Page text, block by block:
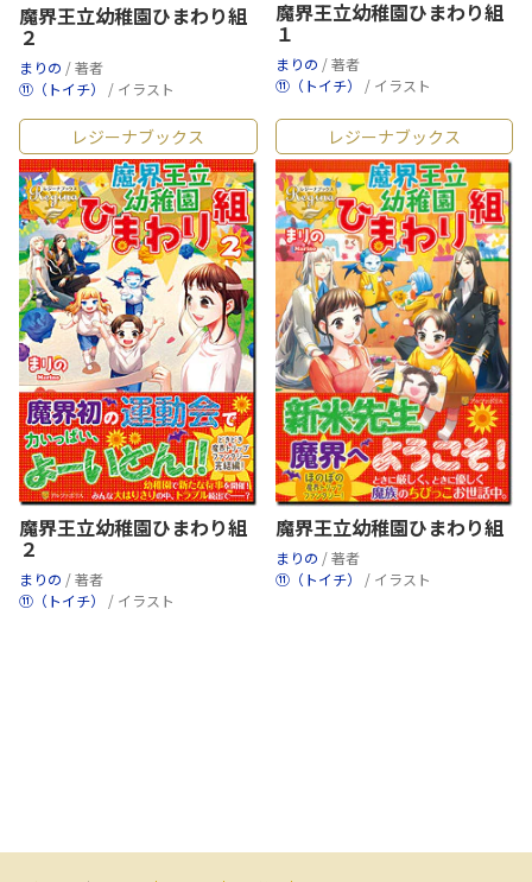
魔界王立幼稚園ひまわり組
２
まりの / 著者
⑪（トイチ） / イラスト
魔界王立幼稚園ひまわり組
１
まりの / 著者
⑪（トイチ） / イラスト
レジーナブックス
魔界王立幼稚園ひまわり組
２
まりの / 著者
⑪（トイチ） / イラスト
レジーナブックス
魔界王立幼稚園ひまわり組
まりの / 著者
⑪（トイチ） / イラスト